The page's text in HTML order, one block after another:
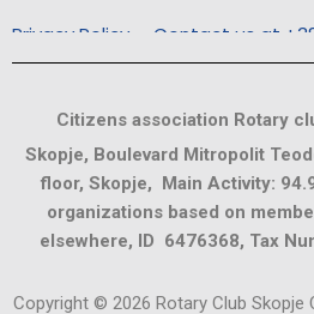
Privacy Policy Contact us at
Citizens association Rotary
Skopje, Boulevard Mitropolit
floor, Skopje, Main Activity:
organizations based on
elsewhere, ID 6476368, Tax
Copyright © 2026 Rotary Club Skopje